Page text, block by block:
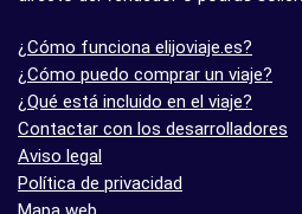
¿Cómo funciona elijoviaje.es?
¿Cómo puedo comprar un viaje?
¿Qué está incluido en el viaje?
Contactar con los desarrolladores
Aviso legal
Política de privacidad